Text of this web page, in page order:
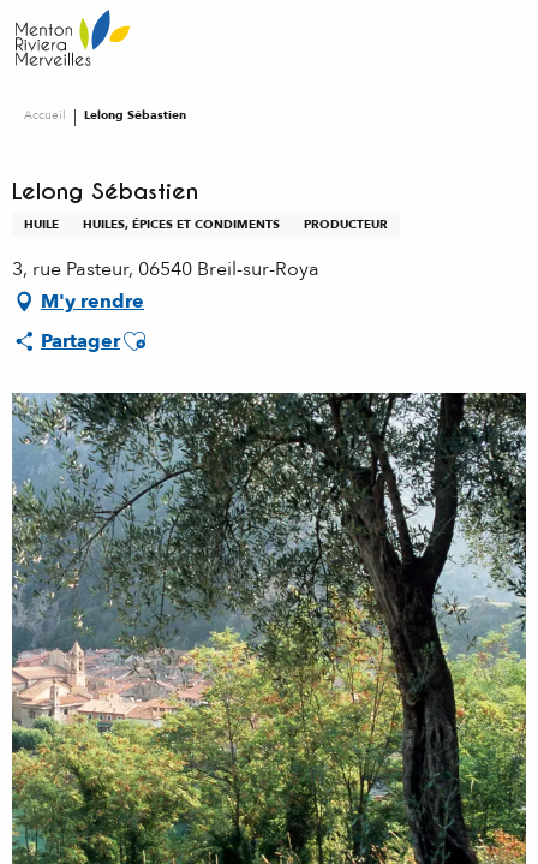
au
contenu
Accueil Lelong Sébastien
Lelong Sébastien
HUILE HUILES, ÉPICES ET CONDIMENTS PRODUCTEUR
3, rue Pasteur, 06540 Breil-sur-Roya
M'y rendre
PartagerAjouter aux favoris